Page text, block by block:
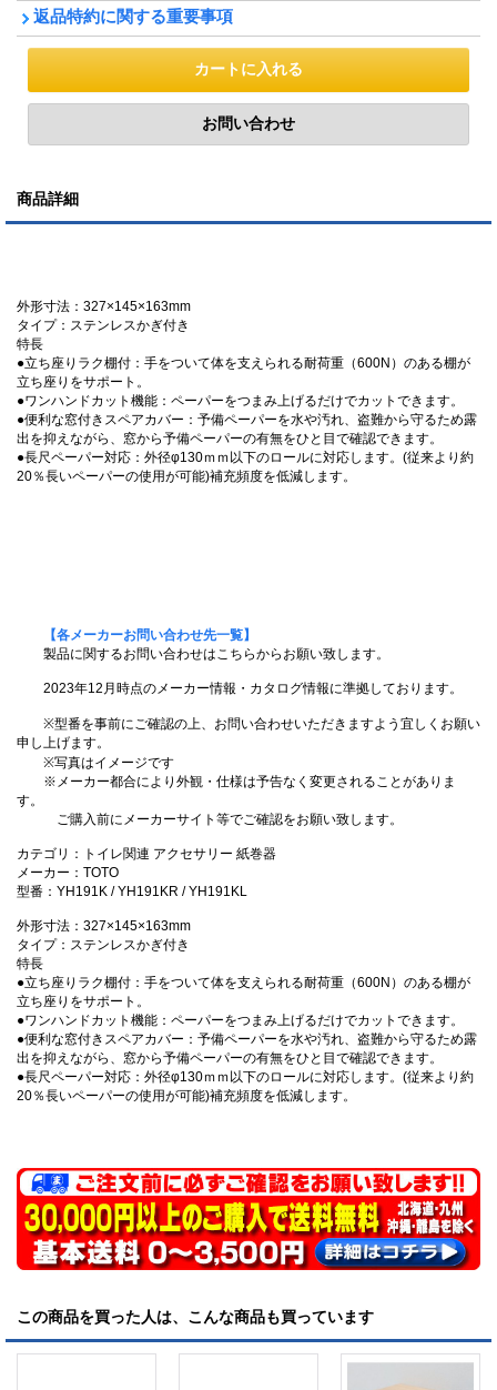
返品特約に関する重要事項
商品詳細
外形寸法：327×145×163mm
タイプ：ステンレスかぎ付き
特長
●立ち座りラク棚付：手をついて体を支えられる耐荷重（600N）のある棚が
立ち座りをサポート。
●ワンハンドカット機能：ペーパーをつまみ上げるだけでカットできます。
●便利な窓付きスペアカバー：予備ペーパーを水や汚れ、盗難から守るため露
出を抑えながら、窓から予備ペーパーの有無をひと目で確認できます。
●長尺ペーパー対応：外径φ130ｍｍ以下のロールに対応します。(従来より約
20％長いペーパーの使用が可能)補充頻度を低減します。
【各メーカーお問い合わせ先一覧】
製品に関するお問い合わせはこちらからお願い致します。
2023年12月時点のメーカー情報・カタログ情報に準拠しております。
※型番を事前にご確認の上、お問い合わせいただきますよう宜しくお願い
申し上げます。
※写真はイメージです
※メーカー都合により外観・仕様は予告なく変更されることがありま
す。
ご購入前にメーカーサイト等でご確認をお願い致します。
カテゴリ：トイレ関連 アクセサリー 紙巻器
メーカー：TOTO
型番：YH191K / YH191KR / YH191KL
外形寸法：327×145×163mm
タイプ：ステンレスかぎ付き
特長
●立ち座りラク棚付：手をついて体を支えられる耐荷重（600N）のある棚が
立ち座りをサポート。
●ワンハンドカット機能：ペーパーをつまみ上げるだけでカットできます。
●便利な窓付きスペアカバー：予備ペーパーを水や汚れ、盗難から守るため露
出を抑えながら、窓から予備ペーパーの有無をひと目で確認できます。
●長尺ペーパー対応：外径φ130ｍｍ以下のロールに対応します。(従来より約
20％長いペーパーの使用が可能)補充頻度を低減します。
この商品を買った人は、こんな商品も買っています